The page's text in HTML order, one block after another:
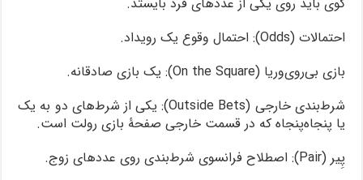
احتمالات (Odds): احتمال وقوع یک رویداد.
بازی بی‌روی‌وریا (On the Square): یک بازی صادقانه.
شرط‌بندی خارجی (Outside Bets): یکی از شرط‌های دو به یک
یا پنجاه‌پنجاه که در قسمت خارجی صفحۀ بازی رولت است.
پِیر (Pair): اصطلاح فرانسوی شرط‌بندی روی عددهای زوج.